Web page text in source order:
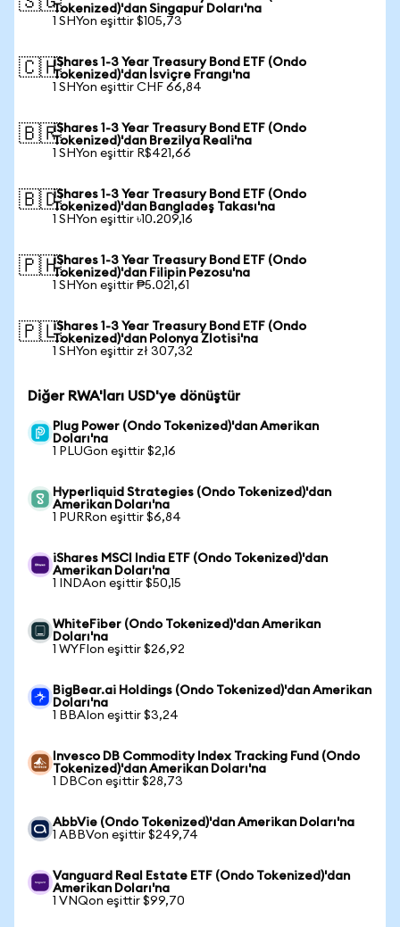
Tokenized)'dan Singapur Doları'na
1 SHYon eşittir $105,73
🇨🇭iShares 1-3 Year Treasury Bond ETF (Ondo
Tokenized)'dan İsviçre Frangı'na
1 SHYon eşittir CHF 66,84
🇧🇷iShares 1-3 Year Treasury Bond ETF (Ondo
Tokenized)'dan Brezilya Reali'na
1 SHYon eşittir R$421,66
🇧🇩iShares 1-3 Year Treasury Bond ETF (Ondo
Tokenized)'dan Bangladeş Takası'na
1 SHYon eşittir ৳10.209,16
🇵🇭iShares 1-3 Year Treasury Bond ETF (Ondo
Tokenized)'dan Filipin Pezosu'na
1 SHYon eşittir ₱5.021,61
🇵🇱iShares 1-3 Year Treasury Bond ETF (Ondo
Tokenized)'dan Polonya Zlotisi'na
1 SHYon eşittir zł 307,32
Diğer RWA'ları USD'ye dönüştür
Plug Power (Ondo Tokenized)'dan Amerikan
Doları'na
1 PLUGon eşittir $2,16
Hyperliquid Strategies (Ondo Tokenized)'dan
Amerikan Doları'na
1 PURRon eşittir $6,84
iShares MSCI India ETF (Ondo Tokenized)'dan
Amerikan Doları'na
1 INDAon eşittir $50,15
WhiteFiber (Ondo Tokenized)'dan Amerikan
Doları'na
1 WYFIon eşittir $26,92
BigBear.ai Holdings (Ondo Tokenized)'dan Amerikan
Doları'na
1 BBAIon eşittir $3,24
Invesco DB Commodity Index Tracking Fund (Ondo
Tokenized)'dan Amerikan Doları'na
1 DBCon eşittir $28,73
AbbVie (Ondo Tokenized)'dan Amerikan Doları'na
1 ABBVon eşittir $249,74
Vanguard Real Estate ETF (Ondo Tokenized)'dan
Amerikan Doları'na
1 VNQon eşittir $99,70